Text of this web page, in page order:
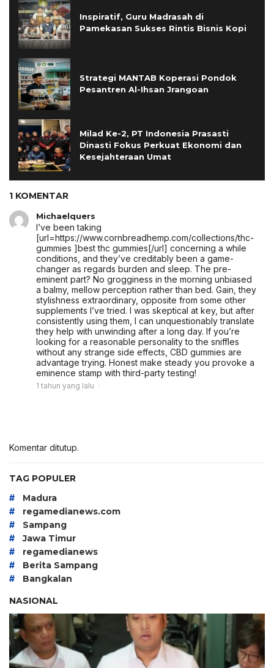
Inspiratif, Guru Madrasah di
Pamekasan Sukses Rintis Bisnis Kopi
Strategi MANTAB Koperasi Pondok
Pesantren Al-Ihsan Jrangoan
Milad Ke-2, PT Indonesia Prasasti
Dinasti Fokus Perkuat Ekonomi dan
Kesejahteraan Umat
1 KOMENTAR
Michaelquers
I’ve been taking
[url=https://www.cornbreadhemp.com/collections/thc-
gummies ]best thc gummies[/url] concerning a while
conditions, and they’ve creditably been a game-
changer as regards burden and sleep. The pre-
eminent part? No grogginess in the morning unbiased
a balmy, mellow perception rather than bed. Gain, they
stylishness extraordinary, opposite from some other
supplements I’ve tried. I was skeptical at key, but after
consistently using them, I can unquestionably translate
they help with unwinding after a long day. If you’re
looking for a reasonable personality to the sniffles
without any strange side effects, CBD gummies are
advantage trying. Honest make steady you provoke a
eminence stamp with third-party testing!
1 tahun yang lalu
Komentar ditutup.
TAG POPULER
# Madura
# regamedianews.com
# Sampang
# Jawa Timur
# regamedianews
# Berita Sampang
#
Bangkalan
NASIONAL